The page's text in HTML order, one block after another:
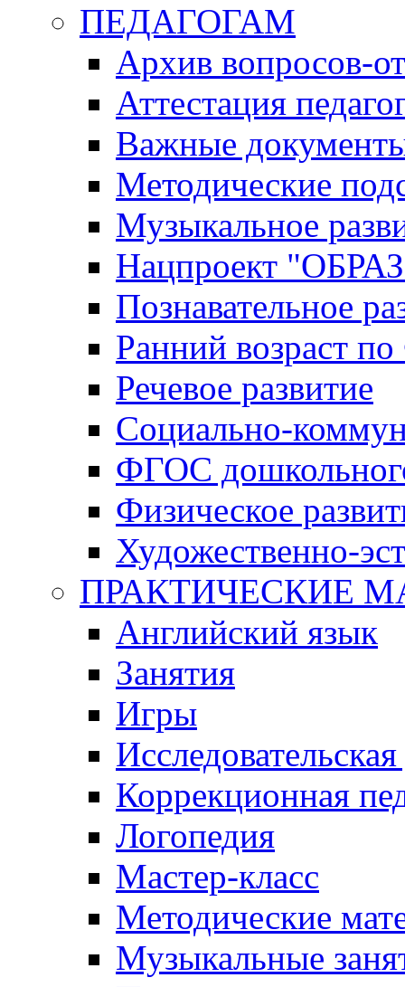
ПЕДАГОГАМ
Архив вопросов-
Аттестация
Важные
Методические
Музыкальное
Нацпроект
Познавательное
Ранний возраст
Речевое развитие
Социально-
ФГОС
Физическое
Художественно-
ПРАКТИЧЕСКИЕ
Английский язык
Занятия
Игры
Коррекционная
Логопедия
Мастер-класс
Методические
Музыкальные